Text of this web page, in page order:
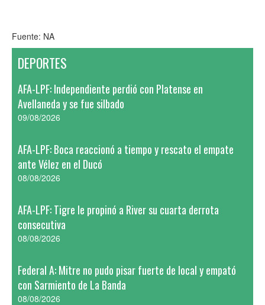
Fuente: NA
DEPORTES
AFA-LPF: Independiente perdió con Platense en
Avellaneda y se fue silbado
09/08/2026
AFA-LPF: Boca reaccionó a tiempo y rescato el empate
ante Vélez en el Ducó
08/08/2026
AFA-LPF: Tigre le propinó a River su cuarta derrota
consecutiva
08/08/2026
Federal A: Mitre no pudo pisar fuerte de local y empató
con Sarmiento de La Banda
08/08/2026